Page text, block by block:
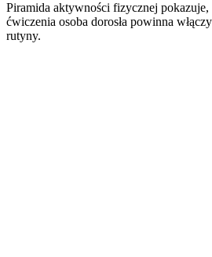
Piramida aktywności fizycznej
ćwiczenia osoba dorosła powinna
rutyny.